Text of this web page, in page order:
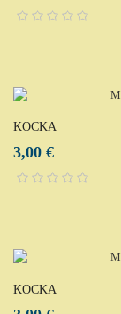
KOCKA
3,00 €
KOCKA